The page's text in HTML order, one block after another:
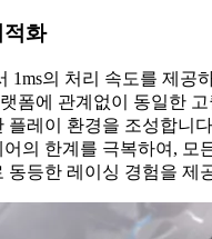
적화
1ms의 처리 속도를 제공
폼에 관계없이 동일한
플레이 환경을 조성합니
의 한계를 극복하여, 모
동등한 레이싱 경험을 제